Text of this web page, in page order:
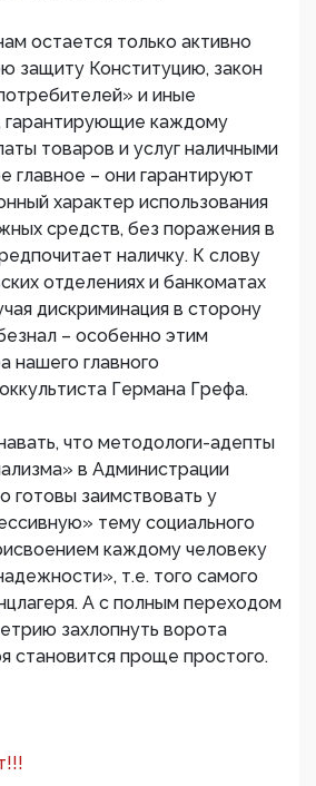
остается только активно
защиту Конституцию, закон
и иные
гарантирующие каждому
товаров и услуг наличными
главное – они гарантируют
характер использования
средств, без поражения в
наличку. К слову
отделениях и банкоматах
дискриминация в сторону
– особенно этим
нашего главного
Германа Грефа.
что методологи-адепты
в Администрации
готовы заимствовать у
тему социального
каждому человеку
т.е. того самого
А с полным переходом
захлопнуть ворота
становится проще простого.